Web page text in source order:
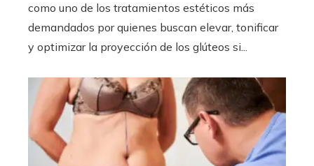
como uno de los tratamientos estéticos más
demandados por quienes buscan elevar, tonificar
y optimizar la proyección de los glúteos si...